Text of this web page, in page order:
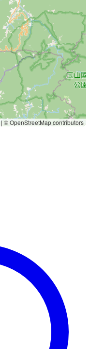
| © OpenStreetMap contributors